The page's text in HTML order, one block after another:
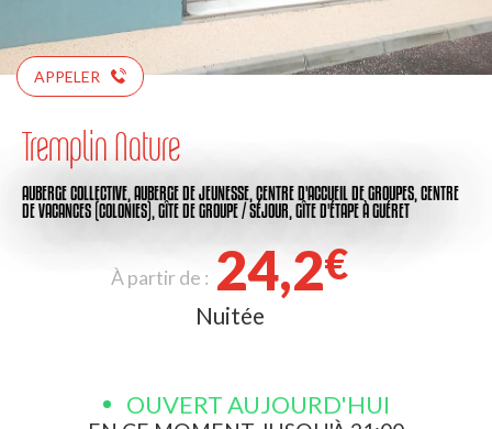
APPELER
Tremplin Nature
AUBERGE COLLECTIVE, AUBERGE DE JEUNESSE, CENTRE D'ACCUEIL DE GROUPES, CENTRE
DE VACANCES (COLONIES), GÎTE DE GROUPE / SÉJOUR, GÎTE D'ÉTAPEÀ GUÉRET
À partir de : 24,2€
Nuitée
OUVERT AUJOURD'HUI